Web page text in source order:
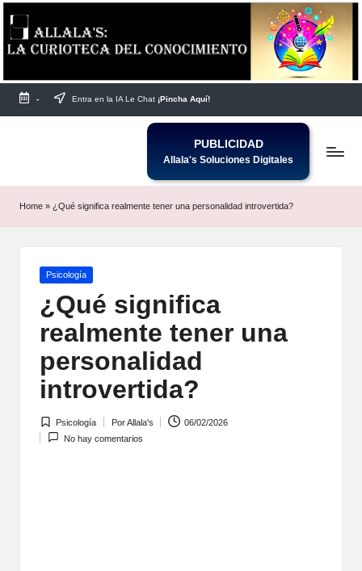
Saltar
al
- Entra en la IA Le Chat ¡Pincha Aquí!
PUBLICIDAD
Allala's Soluciones Digitales
Home » ¿Qué significa realmente tener una personalidad introvertida?
Publicada
Psicología
¿Qué significa
realmente tener una
personalidad
introvertida?
Publicada
en
Psicología PorAllala's
06/02/2026
No hay comentarios